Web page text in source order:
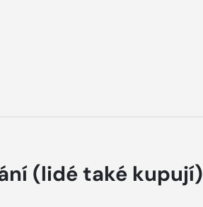
(lidé také kupují)